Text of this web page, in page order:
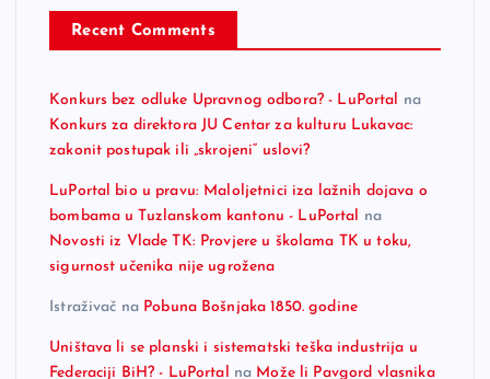
Recent Comments
Konkurs bez odluke Upravnog odbora? - LuPortal
na
Konkurs za direktora JU Centar za kulturu Lukavac:
zakonit postupak ili „skrojeni“ uslovi?
LuPortal bio u pravu: Maloljetnici iza lažnih dojava o
bombama u Tuzlanskom kantonu - LuPortal
na
Novosti iz Vlade TK: Provjere u školama TK u toku,
sigurnost učenika nije ugrožena
Istraživač na Pobuna Bošnjaka 1850. godine
Uništava li se planski i sistematski teška industrija u
Federaciji BiH? - LuPortal
na Može li Pavgord vlasnika